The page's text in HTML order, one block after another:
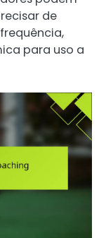
de
para uso a